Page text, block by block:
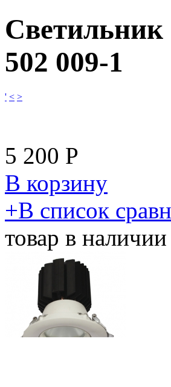
Светильник
502 009-1
' < >
5 200 Р
В корзину
​+В список
товар в наличии